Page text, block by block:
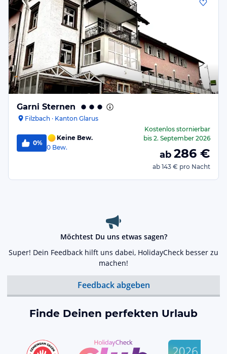
Garni Sternen
Filzbach · Kanton Glarus
0%
Keine Bew.
0 Bew.
Kostenlos stornierbar
bis 2. September 2026
ab 286 €
ab 143 € pro Nacht
Möchtest Du uns etwas sagen?
Super! Dein Feedback hilft uns dabei, HolidayCheck besser zu
machen!
Feedback abgeben
Finde Deinen perfekten Urlaub